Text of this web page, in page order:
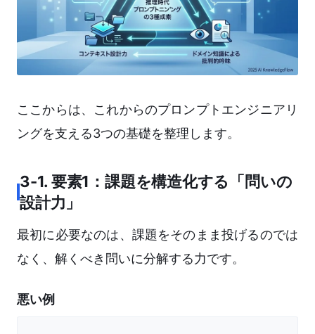
ここからは、これからのプロンプトエンジニアリ
ングを支える3つの基礎を整理します。
3-1. 要素1：課題を構造化する「問いの
設計力」
最初に必要なのは、課題をそのまま投げるのでは
なく、解くべき問いに分解する力です。
悪い例